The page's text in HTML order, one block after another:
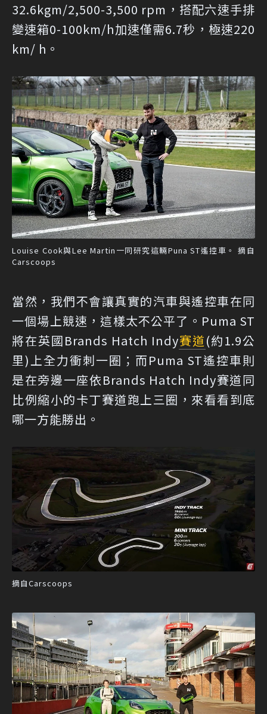
32.6kgm/2,500-3,500 rpm，搭配六速手排
變速箱0-100km/h加速僅需6.7秒，極速220
km/ h。
Louise Cook與Lee Martin一同研究這輛Puna ST遙控車。 摘自
Carscoops
當然，我們不會讓真實的汽車與遙控車在同
一個場上競速，這樣太不公平了。Puma ST
將在英國Brands Hatch Indy賽道(約1.9公
里)上全力衝刺一圈；而Puma ST遙控車則
是在旁邊一座依Brands Hatch Indy賽道同
比例縮小的卡丁賽道跑上三圈，來看看到底
哪一方能勝出。
摘自Carscoops